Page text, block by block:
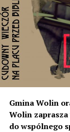
rozumiemy, że
instalacji, to na
poziom dźwięku
naszych
w stosunku do
początku
Jolanta Podhajska.
Przedstawiciel
inwestycji
hałasu, jeśli
Gmina Wolin
Wolin
do wspólnego